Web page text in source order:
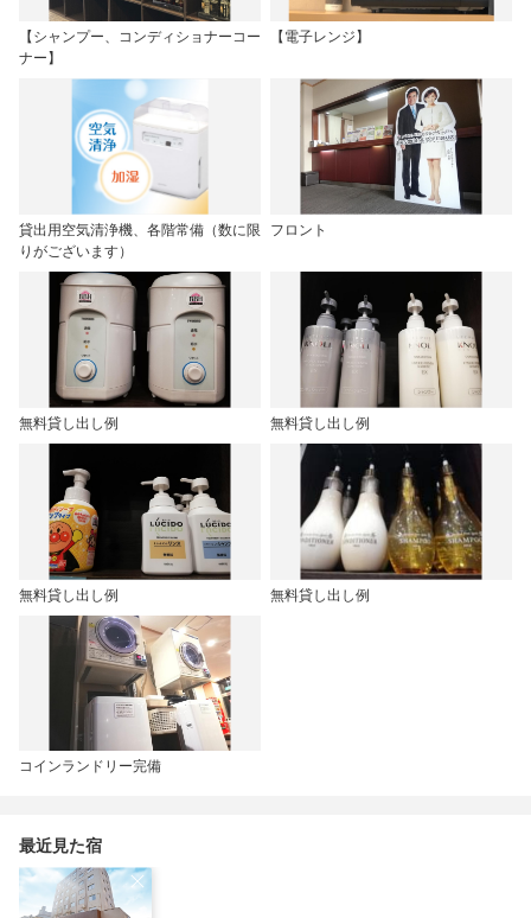
【シャンプー、コンディショナーコー
ナー】
【電子レンジ】
貸出用空気清浄機、各階常備（数に限
りがございます）
フロント
無料貸し出し例 無料貸し出し例
無料貸し出し例 無料貸し出し例
コインランドリー完備
最近見た宿